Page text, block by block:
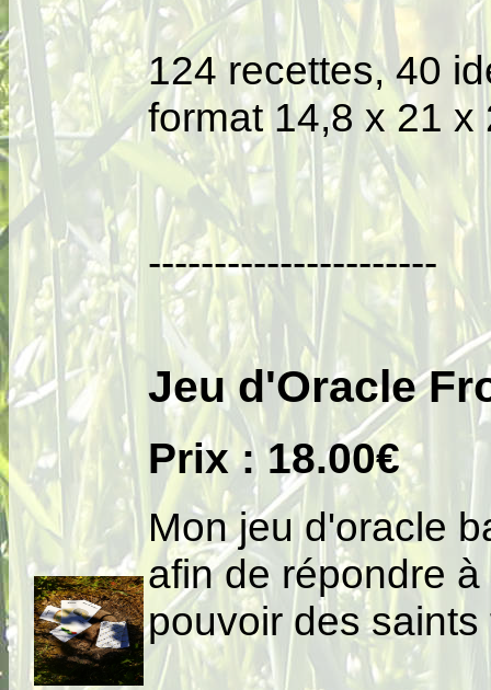
124 recettes, 40
format 14,8 x 21
----------------------
Jeu d'Oracle
Prix : 18.00€
Mon jeu d'oracle
afin de répondre
pouvoir des